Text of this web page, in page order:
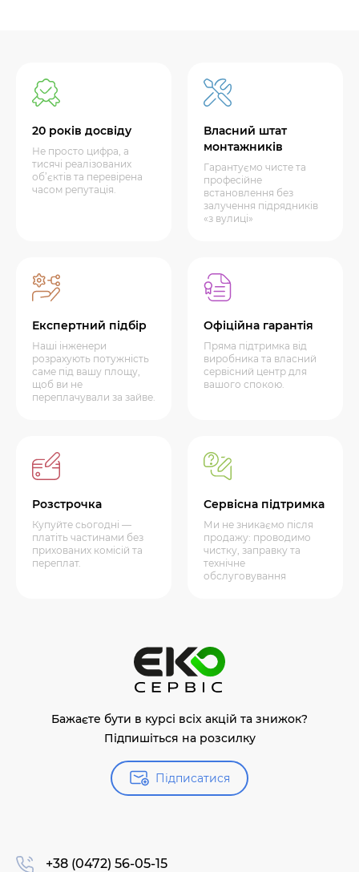
20 років досвіду
Не просто цифра, а
тисячі реалізованих
об’єктів та перевірена
часом репутація.
Власний штат
монтажників
Гарантуємо чисте та
професійне
встановлення без
залучення підрядників
«з вулиці»
Експертний підбір
Наші інженери
розрахують потужність
саме під вашу площу,
щоб ви не
переплачували за зайве.
Офіційна гарантія
Пряма підтримка від
виробника та власний
сервісний центр для
вашого спокою.
Розстрочка
Купуйте сьогодні —
платіть частинами без
прихованих комісій та
переплат.
Сервісна підтримка
Ми не зникаємо після
продажу: проводимо
чистку, заправку та
технічне
обслуговування
Бажаєте бути в курсі всіх акцій та знижок?
Підпишіться на розсилку
Підписатися
+38 (0472) 56-05-15